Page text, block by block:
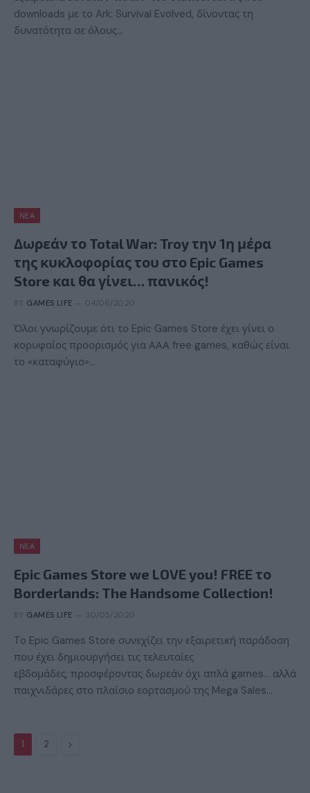
downloads με το Ark: Survival Evolved, δίνοντας τη
δυνατότητα σε όλους…
ΝΈΑ
Δωρεάν το Total War: Troy την 1η μέρα
της κυκλοφορίας του στο Epic Games
Store και θα γίνει… πανικός!
BY GAMES LIFE 04/06/2020
Όλοι γνωρίζουμε ότι το Epic Games Store έχει γίνει ο
κορυφαίος προορισμός για ΑΑΑ free games, καθώς είναι
το «καταφύγιο»…
ΝΈΑ
Epic Games Store we LOVE you! FREE το
Borderlands: The Handsome Collection!
BY GAMES LIFE 30/05/2020
To Epic Games Store συνεχίζει την εξαιρετική παράδοση
που έχει δημιουργήσει τις τελευταίες
εβδομάδες, προσφέροντας δωρεάν όχι απλά games… αλλά
παιχνιδάρες στο πλαίσιο εορτασμού της Mega Sales…
1 2 Next